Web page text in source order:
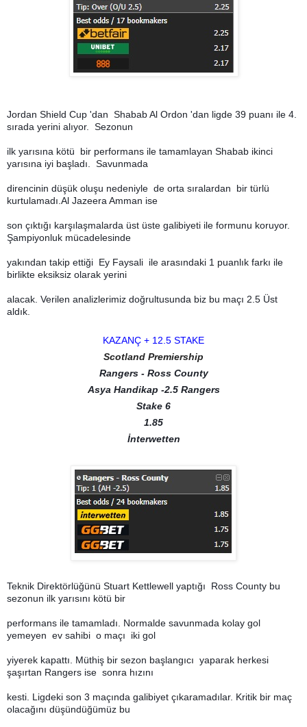
Jordan Shield Cup 'dan Shabab Al Ordon 'dan ligde 39 puanı ile 4.
sırada yerini alıyor. Sezonun
ilk yarısına kötü bir performans ile tamamlayan Shabab ikinci
yarısına iyi başladı. Savunmada
direncinin düşük oluşu nedeniyle de orta sıralardan bir türlü
kurtulamadı.Al Jazeera Amman ise
son çıktığı karşılaşmalarda üst üste galibiyeti ile formunu koruyor.
Şampiyonluk mücadelesinde
yakından takip ettiği Ey Faysali ile arasındaki 1 puanlık farkı ile
birlikte eksiksiz olarak yerini
alacak. Verilen analizlerimiz doğrultusunda biz bu maçı 2.5 Üst
aldık.
KAZANÇ + 12.5 STAKE
Scotland Premiership
Rangers - Ross County
Asya Handikap -2.5 Rangers
Stake 6
1.85
İnterwetten
Teknik Direktörlüğünü Stuart Kettlewell yaptığı Ross County bu
sezonun ilk yarısını kötü bir
performans ile tamamladı. Normalde savunmada kolay gol
yemeyen ev sahibi o maçı iki gol
yiyerek kapattı. Müthiş bir sezon başlangıcı yaparak herkesi
şaşırtan Rangers ise sonra hızını
kesti. Ligdeki son 3 maçında galibiyet çıkaramadılar. Kritik bir maç
olacağını düşündüğümüz bu